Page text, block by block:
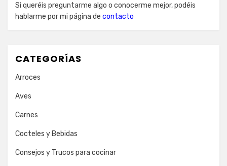
Si queréis preguntarme algo o conocerme mejor, podéis
hablarme por mi página de contacto
CATEGORÍAS
Arroces
Aves
Carnes
Cocteles y Bebidas
Consejos y Trucos para cocinar